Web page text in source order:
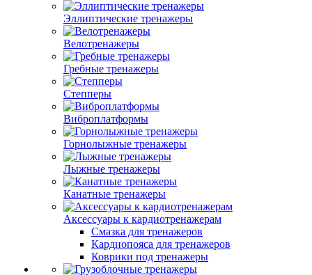
Эллиптические тренажеры
Велотренажеры
Гребные тренажеры
Степперы
Виброплатформы
Горнолыжные тренажеры
Лыжные тренажеры
Канатные тренажеры
Аксессуары к кардиотренажерам
Смазка для тренажеров
Кардиопояса для тренажеров
Коврики под тренажеры